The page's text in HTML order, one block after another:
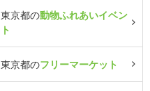
東京都の動物ふれあいイベン
ト
東京都のフリーマーケット